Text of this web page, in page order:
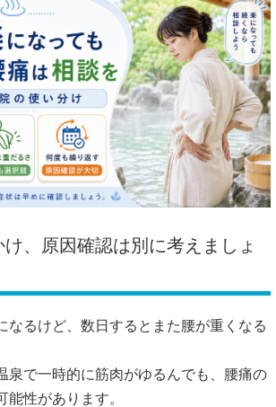
、原因確認は別に考えましょ
なるけど、数日するとまた腰が重くなる
泉で一時的に筋肉がゆるんでも、腰痛の
能性があります。